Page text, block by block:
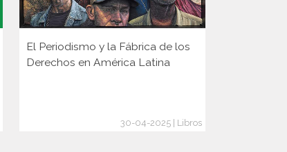
El Periodismo y la Fábrica de los
Derechos en América Latina
30-04-2025 | Libros